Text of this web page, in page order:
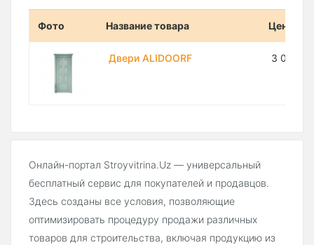
Фото Название товара Цена
Двери ALIDOORF 3 000
Онлайн-портал Stroyvitrina.Uz — универсальный
бесплатный сервис для покупателей и продавцов.
Здесь созданы все условия, позволяющие
оптимизировать процедуру продажи различных
товаров для строительства, включая продукцию из